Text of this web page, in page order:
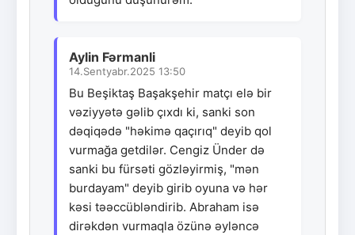
Aylin Fərmanli
14.Sentyabr.2025 13:50
Bu Beşiktaş Başakşehir matçı elə bir
vəziyyətə gəlib çıxdı ki, sanki son
dəqiqədə "həkimə qaçırıq" deyib qol
vurmağa getdilər. Cengiz Ünder də
sanki bu fürsəti gözləyirmiş, "mən
burdayam" deyib girib oyuna və hər
kəsi təəccübləndirib. Abraham isə
dirəkdən vurmaqla özünə əyləncə